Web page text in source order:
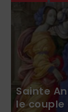
Sainte
le couple